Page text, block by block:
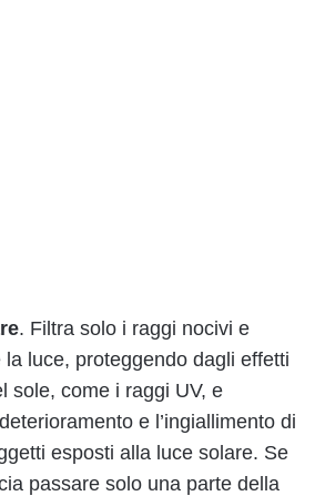
. Filtra solo i raggi nocivi e
la luce, proteggendo dagli effetti
sole, come i raggi UV, e
e l’ingiallimento di
esposti alla luce solare. Se
passare solo una parte della